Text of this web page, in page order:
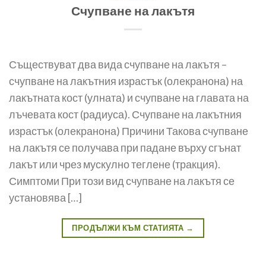
Счупване на лакътя
Съществуват два вида счупване на лакътя –
счупване на лакътния израстък (олекранона) на
лакътната кост (улната) и счупване на главата на
лъчевата кост (радиуса). Счупване на лакътния
израстък (олекранона) Причини Такова счупване
на лакътя се получава при падане върху сгънат
лакът или чрез мускулно теглене (тракция).
Симптоми При този вид счупване на лакътя се
установява […]
ПРОДЪЛЖИ КЪМ СТАТИЯТА →